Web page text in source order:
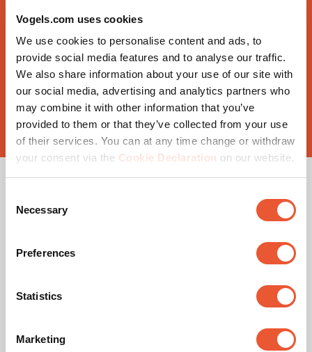
Vogels.com uses cookies
We use cookies to personalise content and ads, to
provide social media features and to analyse our traffic.
We also share information about your use of our site with
our social media, advertising and analytics partners who
may combine it with other information that you’ve
provided to them or that they’ve collected from your use
of their services. You can at any time change or withdraw
your consent via the Cookie Declaration on our website.
Selection
Necessary
Preferences
Statistics
Marketing
para durar, no tendrás que comprar un soporte
nuevo con cada TV nuevo. Esto, a su vez, te ahorra
costes adicionales de producción y adquisición.
Sustituir con menos frecuencia significa
menos complicaciones y menores costes a
largo plazo.
TVM 5840 Series